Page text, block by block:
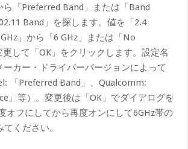
ら「Preferred Band」または「Band
Band」を探します。値を「2.4
」から「6 GHz」または「No
して「OK」をクリックします。設定名
ーカー・ドライバーバージョンによって
「Preferred Band」、Qualcomm:
」等）。変更後は「OK」でダイアログを
オフにしてから再度オンにして6GHz帯の
ください。